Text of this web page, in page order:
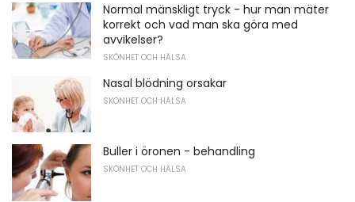
Normal mänskligt tryck - hur man mäter
korrekt och vad man ska göra med
avvikelser?
SKÖNHET OCH HÄLSA
Nasal blödning orsakar
SKÖNHET OCH HÄLSA
Buller i öronen - behandling
SKÖNHET OCH HÄLSA